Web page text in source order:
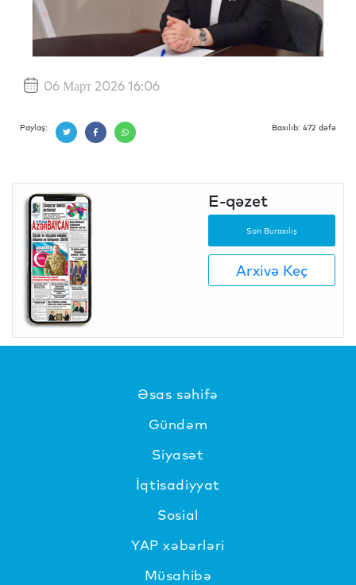
06 Март 2026 16:06
Paylaş: Baxılıb: 472 dəfə
E-qəzet
Son Buraxılış
Arxivə Keç
Əsas səhifə
Gündəm
Siyasət
İqtisadiyyat
Sosial
YAP xəbərləri
Müsahibə